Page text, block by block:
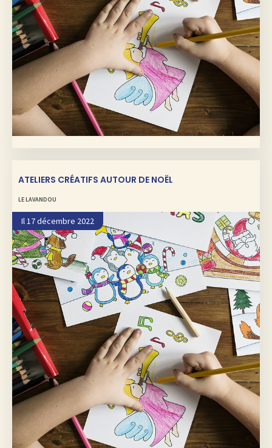
ATELIERS CRÉATIFS AUTOUR DE NOËL
LE LAVANDOU
Il 17 décembre 2022